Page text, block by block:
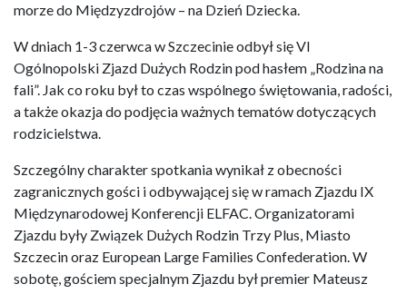
morze do Międzyzdrojów – na Dzień Dziecka.
W dniach 1-3 czerwca w Szczecinie odbył się VI
Ogólnopolski Zjazd Dużych Rodzin pod hasłem „Rodzina na
fali”. Jak co roku był to czas wspólnego świętowania, radości,
a także okazja do podjęcia ważnych tematów dotyczących
rodzicielstwa.
Szczególny charakter spotkania wynikał z obecności
zagranicznych gości i odbywającej się w ramach Zjazdu IX
Międzynarodowej Konferencji ELFAC. Organizatorami
Zjazdu były Związek Dużych Rodzin Trzy Plus, Miasto
Szczecin oraz European Large Families Confederation. W
sobotę, gościem specjalnym Zjazdu był premier Mateusz